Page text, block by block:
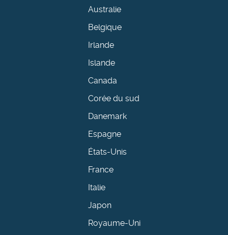
Australie
Belgique
Irlande
Islande
Canada
Corée du sud
Danemark
Espagne
États-Unis
France
Italie
Japon
Royaume-Uni